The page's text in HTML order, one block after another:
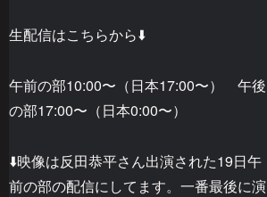
生配信はこちらから⬇️
午前の部10:00〜（日本17:00〜） 午後
の部17:00〜（日本0:00〜）
⬇️映像は反田恭平さん出演された19日午
前の部の配信にしてます。一番最後に演